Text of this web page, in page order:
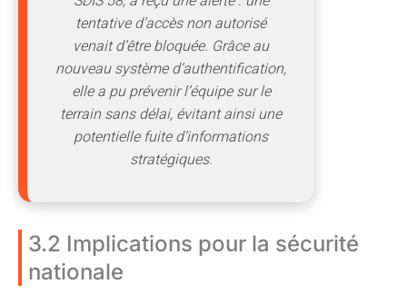
tentative d’accès non autorisé
venait d’être bloquée. Grâce au
nouveau système d’authentification,
elle a pu prévenir l’équipe sur le
terrain sans délai, évitant ainsi une
potentielle fuite d’informations
stratégiques.
3.2 Implications pour la sécurité
nationale